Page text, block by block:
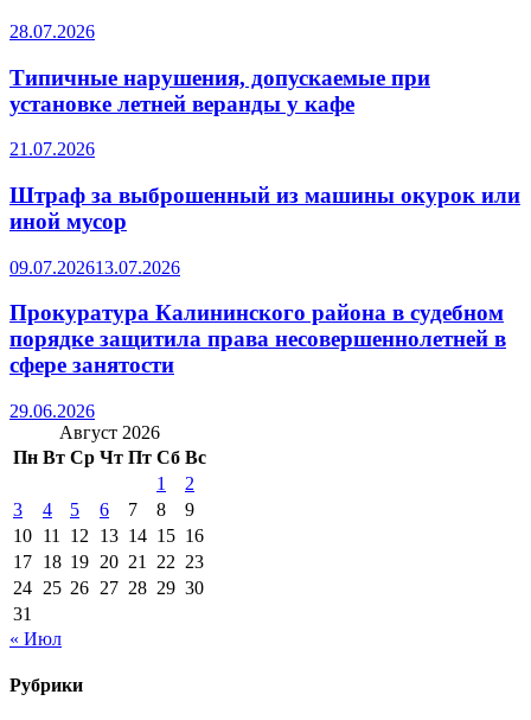
28.07.2026
Типичные нарушения, допускаемые при
установке летней веранды у кафе
21.07.2026
Штраф за выброшенный из машины окурок или
иной мусор
09.07.202613.07.2026
Прокуратура Калининского района в судебном
порядке защитила права несовершеннолетней в
сфере занятости
29.06.2026
Август 2026
Пн Вт Ср Чт Пт Сб Вс
1
2
3
4 5 6 7 8
9
10 11 12 13 14 15 16
17 18 19 20 21 22 23
24 25 26 27 28 29 30
31
« Июл
Рубрики